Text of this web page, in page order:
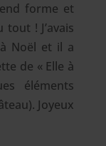
forme et
! J’avais
Noël et il a
de « Elle à
éléments
Joyeux